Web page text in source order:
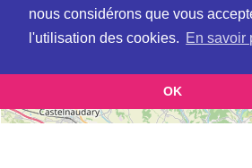
nous considérons que vous
l'utilisation des cookies. En savoir
OK